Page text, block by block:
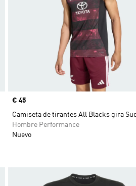
Precio
€ 45
Camiseta de tirantes All Blacks gira
Hombre Performance
Nuevo
Añadir a la lista de deseos